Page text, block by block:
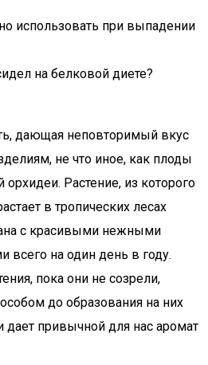
использовать при выпадении
на белковой диете?
дающая неповторимый вкус
не что иное, как плоды
орхидеи. Растение, из которого
в тропических лесах
с красивыми нежными
всего на один день в году.
пока они не созрели,
до образования на них
дает привычной для нас аромат